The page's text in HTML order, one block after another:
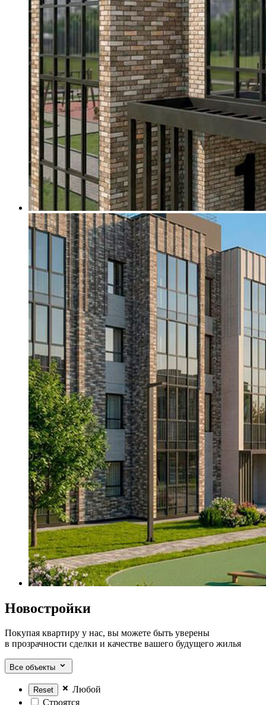
Новостройки
Покупая квартиру у нас, вы можете быть уверены
в прозрачности сделки и качестве вашего будущего жилья
Все объекты
Любой
Строятся